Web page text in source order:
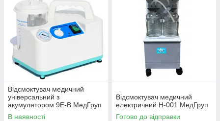
Відсмоктувач медичний
універсальний з
акумулятором 9Е-В МедГруп
В наявності
Відсмоктувач медичний
електричний Н-001 МедГруп
Готово до відправки